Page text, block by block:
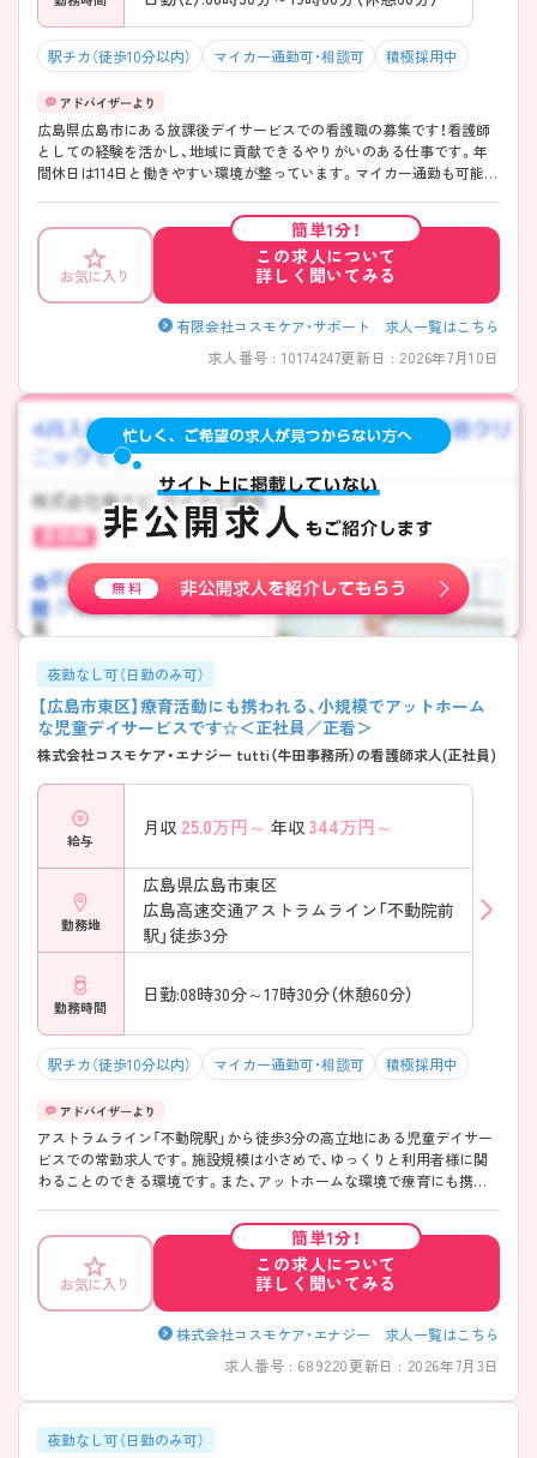
駅チカ（徒歩10分以内） マイカー通勤可・相談可 積極採用中
広島県広島市にある放課後デイサービスでの看護職の募集です！看護師
としての経験を活かし、地域に貢献できるやりがいのある仕事です。年
間休日は114日と働きやすい環境が整っています。マイカー通勤も可能
伝えしますので、お気軽にお問い合わせください。
お気に入り
簡単1分！
この求人について
詳しく聞いてみる
有限会社コスモケア・サポート 求人一覧はこちら
求人番号 : 10174247更新日 : 2026年7月10日
夜勤なし可（日勤のみ可）
【広島市東区】療育活動にも携われる、小規模でアットホーム
な児童デイサービスです☆＜正社員／正看＞
株式会社コスモケア・エナジー tutti（牛田事務所）の看護師求人(正社員)
給与
月収 25.0万円～ 年収 344万円～
勤務地
広島県広島市東区
広島高速交通アストラムライン「不動院前
駅」徒歩3分
勤務時間
日勤:08時30分～17時30分（休憩60分）
駅チカ（徒歩10分以内） マイカー通勤可・相談可 積極採用中
アストラムライン「不動院駅」から徒歩3分の高立地にある児童デイサー
ビスでの常勤求人です。施設規模は小さめで、ゆっくりと利用者様に関
わることのできる環境です。また、アットホームな環境で療育にも携わ
お気に入り
簡単1分！
この求人について
詳しく聞いてみる
株式会社コスモケア・エナジー 求人一覧はこちら
求人番号 : 689220更新日 : 2026年7月3日
夜勤なし可（日勤のみ可）